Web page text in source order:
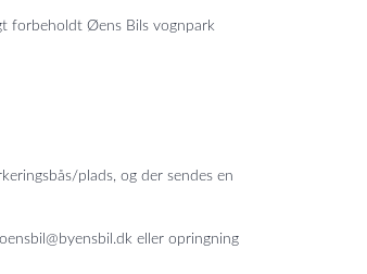
forbeholdt Øens Bils vognpark
plads, og der sendes en
eller opringning